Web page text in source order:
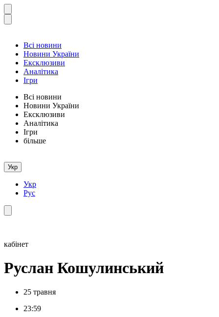
Всі новини
Новини України
Ексклюзиви
Аналітика
Ігри
Всі новини
Новини України
Ексклюзиви
Аналітика
Ігри
більше
Укр
Укр
Рус
кабінет
Руслан Кошулинський
25 травня
23:59